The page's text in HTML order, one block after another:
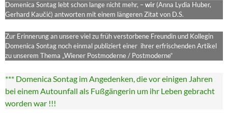
Domenica Sontag lebt schon lange nicht mehr, –wir (Anna Lydia Huber,
Gerhard Kaučić) antworten mit einem längeren Zitat von D.S.
Zur Erinnerung an unsere viel zu früh verstorbene Freundin und Kollegin
Domenica Sontag noch einmal publiziert einer ihrer erfrischenden Artikel
zu unserem Thema „Wiener Postmoderne / Postmoderne“
*** Domenica Sontag im Angedenken, die vor einigen Jahren
bei einem Autounfall als Fußgängerin um ihr Leben gebracht
worden war !!!